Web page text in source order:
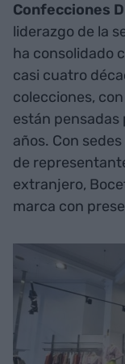
Confecciones
liderazgo de la
ha consolidado
casi cuatro
colecciones,
están pensadas
años. Con
de
extranjero,
marca con